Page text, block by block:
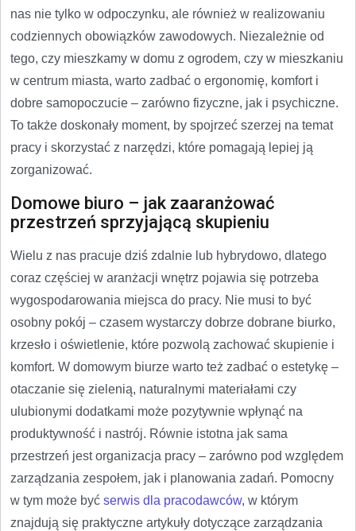
nas nie tylko w odpoczynku, ale również w realizowaniu
codziennych obowiązków zawodowych. Niezależnie od
tego, czy mieszkamy w domu z ogrodem, czy w mieszkaniu
w centrum miasta, warto zadbać o ergonomię, komfort i
dobre samopoczucie – zarówno fizyczne, jak i psychiczne.
To także doskonały moment, by spojrzeć szerzej na temat
pracy i skorzystać z narzędzi, które pomagają lepiej ją
zorganizować.
Domowe biuro – jak zaaranżować
przestrzeń sprzyjającą skupieniu
Wielu z nas pracuje dziś zdalnie lub hybrydowo, dlatego
coraz częściej w aranżacji wnętrz pojawia się potrzeba
wygospodarowania miejsca do pracy. Nie musi to być
osobny pokój – czasem wystarczy dobrze dobrane biurko,
krzesło i oświetlenie, które pozwolą zachować skupienie i
komfort. W domowym biurze warto też zadbać o estetykę –
otaczanie się zielenią, naturalnymi materiałami czy
ulubionymi dodatkami może pozytywnie wpłynąć na
produktywność i nastrój. Równie istotna jak sama
przestrzeń jest organizacja pracy – zarówno pod względem
zarządzania zespołem, jak i planowania zadań. Pomocny
w tym może być serwis dla pracodawców, w którym
znajdują się praktyczne artykuły dotyczące zarządzania